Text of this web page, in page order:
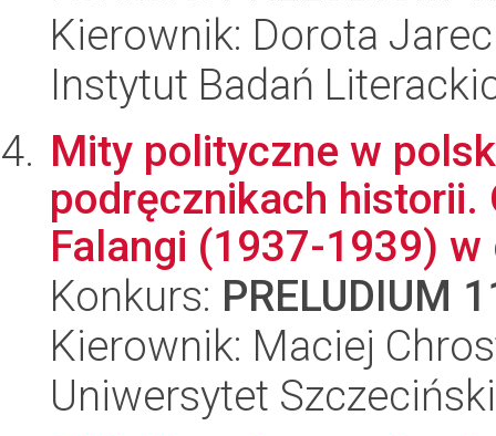
Kierownik: Dorota
Instytut Badań
Mity polityczne w
podręcznikach historii.
Falangi (1937-1939)
Konkurs: PRELUDIUM
Kierownik: Maciej
Uniwersytet